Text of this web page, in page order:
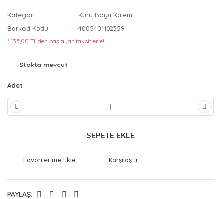
Kategori
Kuru Boya Kalemi
Barkod Kodu
4005401102359
* 135,00 TL den başlayan taksitlerle!
Stokta mevcut
Adet
SEPETE EKLE
Karşılaştır
PAYLAŞ: